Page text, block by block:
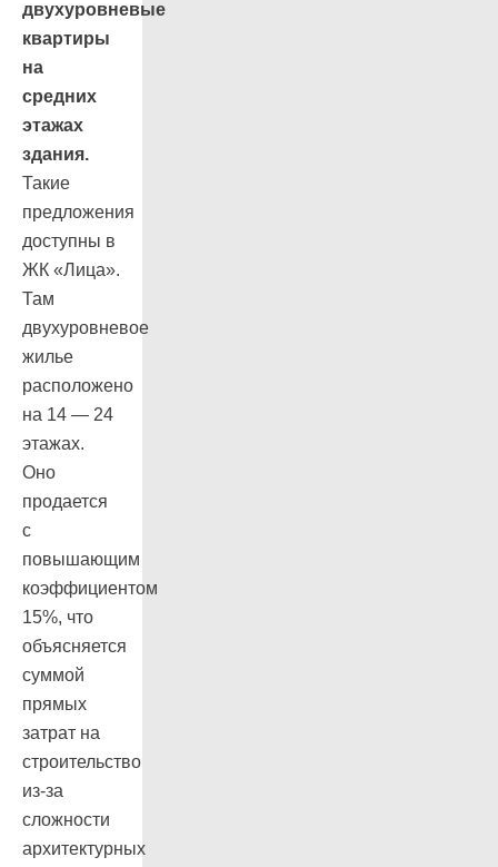
двухуровневые
квартиры
на
средних
этажах
здания.
Такие
предложения
доступны в
ЖК «Лица».
Там
двухуровневое
жилье
расположено
на 14 — 24
этажах.
Оно
продается
с
повышающим
коэффициентом
15%, что
объясняется
суммой
прямых
затрат на
строительство
из-за
сложности
архитектурных